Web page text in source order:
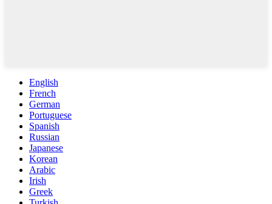
English
French
German
Portuguese
Spanish
Russian
Japanese
Korean
Arabic
Irish
Greek